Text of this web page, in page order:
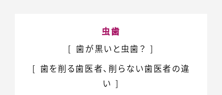
虫歯
歯が黒いと虫歯？
歯を削る歯医者、削らない歯医者の違
い